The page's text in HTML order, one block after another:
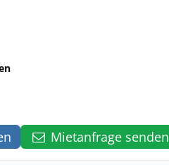
Mietanfrage senden